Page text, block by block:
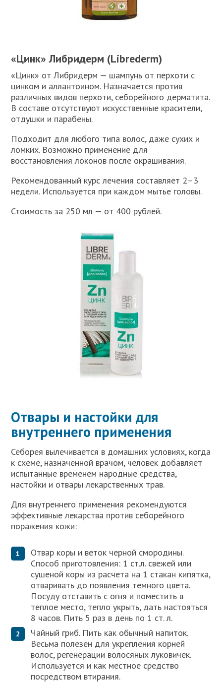
«Цинк» Либридерм (Librederm)
«Цинк» от Либридерм — шампунь от перхоти с
цинком и аллантоином. Назначается против
различных видов перхоти, себорейного дерматита.
В составе отсутствуют искусственные красители,
отдушки и парабены.
Подходит для любого типа волос, даже сухих и
ломких. Возможно применение для
восстановления локонов после окрашивания.
Рекомендованный курс лечения составляет 2–3
недели. Используется при каждом мытье головы.
Стоимость за 250 мл — от 400 рублей.
Отвары и настойки для
внутреннего применения
Себорея вылечивается в домашних условиях, когда
к схеме, назначенной врачом, человек добавляет
испытанные временем народные средства,
настойки и отвары лекарственных трав.
Для внутреннего применения рекомендуются
эффективные лекарства против себорейного
поражения кожи:
Отвар коры и веток черной смородины.
Способ приготовления: 1 ст.л. свежей или
сушеной коры из расчета на 1 стакан кипятка,
отваривать до появления темного цвета.
Посуду отставить с огня и поместить в
теплое место, тепло укрыть, дать настояться
8 часов. Пить 5 раз в день по 1 ст. л.
Чайный гриб. Пить как обычный напиток.
Весьма полезен для укрепления корней
волос, регенерации волосяных луковичек.
Используется и как местное средство
посредством втирания.